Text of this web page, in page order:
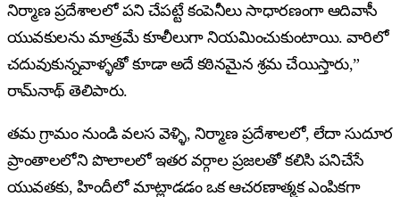
నిర్మాణ ప్రదేశాలలో పని చేపట్టే కంపెనీలు సాధారణంగా ఆదివాసీ
యువకులను మాత్రమే కూలీలుగా నియమించుకుంటాయి. వారిలో
చదువుకున్నవాళ్ళతో కూడా అదే కఠినమైన శ్రమ చేయిస్తారు,”
రామ్‌నాథ్ తెలిపారు.
తమ గ్రామం నుండి వలస వెళ్ళి, నిర్మాణ ప్రదేశాలలో, లేదా సుదూర
ప్రాంతాలలోని పొలాలలో ఇతర వర్గాల ప్రజలతో కలిసి పనిచేసే
యువతకు, హిందీలో మాట్లాడడం ఒక ఆచరణాత్మక ఎంపికగా